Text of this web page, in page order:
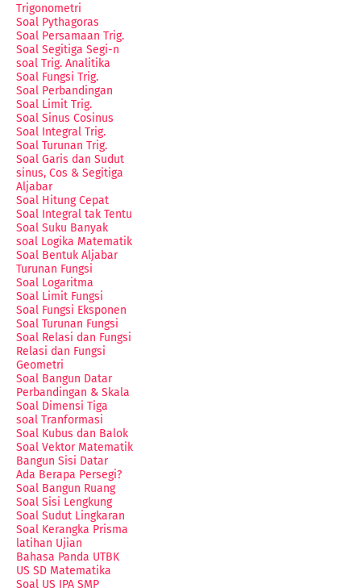
Trigonometri
Soal Pythagoras
Soal Persamaan Trig.
Soal Segitiga Segi-n
soal Trig. Analitika
Soal Fungsi Trig.
Soal Perbandingan
Soal Limit Trig.
Soal Sinus Cosinus
Soal Integral Trig.
Soal Turunan Trig.
Soal Garis dan Sudut
sinus, Cos & Segitiga
Aljabar
Soal Hitung Cepat
Soal Integral tak Tentu
Soal Suku Banyak
soal Logika Matematik
Soal Bentuk Aljabar
Turunan Fungsi
Soal Logaritma
Soal Limit Fungsi
Soal Fungsi Eksponen
Soal Turunan Fungsi
Soal Relasi dan Fungsi
Relasi dan Fungsi
Geometri
Soal Bangun Datar
Perbandingan & Skala
Soal Dimensi Tiga
soal Tranformasi
Soal Kubus dan Balok
Soal Vektor Matematik
Bangun Sisi Datar
Ada Berapa Persegi?
Soal Bangun Ruang
Soal Sisi Lengkung
Soal Sudut Lingkaran
Soal Kerangka Prisma
latihan Ujian
Bahasa Panda UTBK
US SD Matematika
Soal US IPA SMP